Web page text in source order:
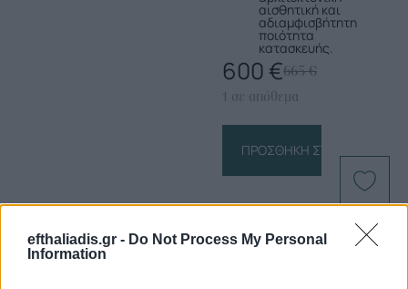
efthaliadis.gr - Do Not Process My Personal
Information
αισθητική και
αδιαμφισβήτητη
ποιότητα
κατασκευής.
665€
600 €
1 σε απόθεμα
ΠΡΟΣΘΉΚΗ ΣΤΟ ΚΑΛΆΘΙ
Πληροφορίες
Προϊόντος